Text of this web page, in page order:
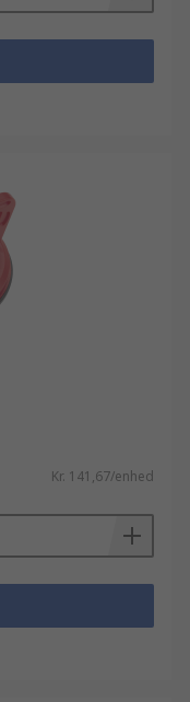
Kr. 141,67/enhed